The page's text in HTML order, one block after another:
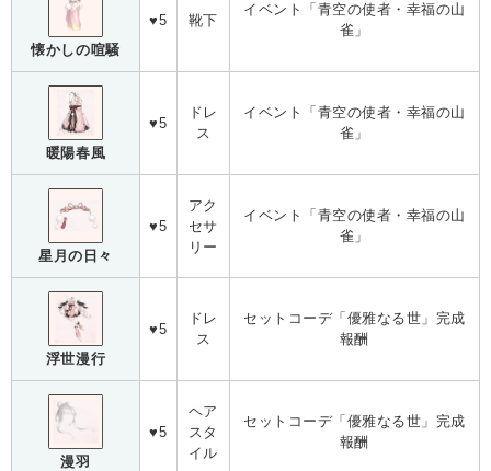
懐かしの喧騒
♥5 靴下
イベント「青空の使者・幸福の山
雀」
暖陽春風
♥5
ドレ
ス
イベント「青空の使者・幸福の山
雀」
星月の日々
♥5
アク
セサ
リー
イベント「青空の使者・幸福の山
雀」
浮世漫行
♥5
ドレ
ス
セットコーデ「優雅なる世」完成
報酬
漫羽
♥5
ヘア
スタ
イル
セットコーデ「優雅なる世」完成
報酬